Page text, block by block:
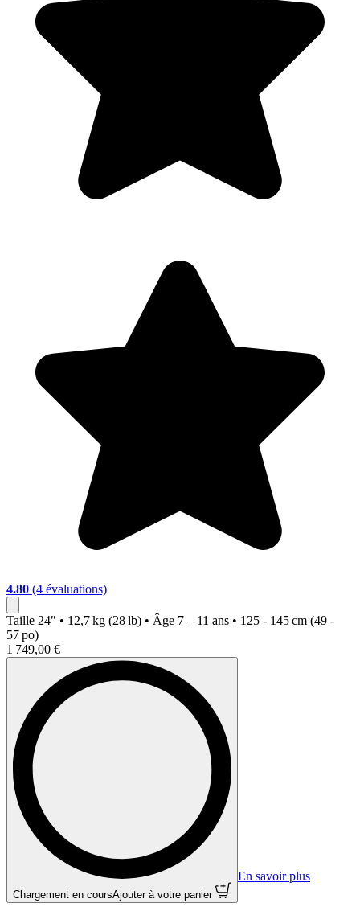
4.80 (4 évaluations)
Taille 24″ • 12,7 kg (28 lb) • Âge 7 – 11 ans • 125 - 145 cm (49 -
57 po)
1 749,00 €
Chargement en cours Ajouter à votre panier
En savoir plus